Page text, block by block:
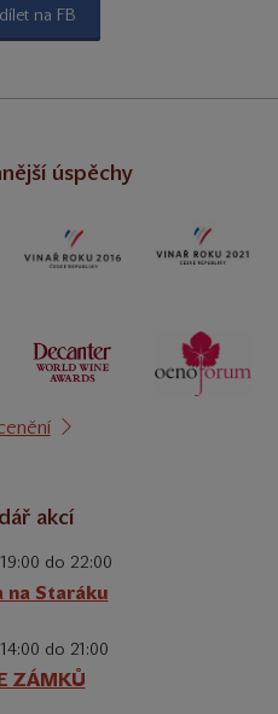
na FB
úspěchy
akcí
do 22:00
na Staráku
do 21:00
ZÁMKŮ